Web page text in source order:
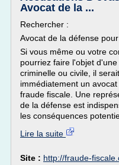
Avocat de la ...
Rechercher :
Avocat de la défense
Si vous même ou votre
pourriez faire l'objet
criminelle ou civile, il
immédiatement un
fraude fiscale. Une
de la défense est
les conséquences
Lire la suite
Site : http://fraude-